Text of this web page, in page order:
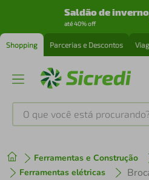
Saldão de inverno
até 40% off
Shopping Parcerias e Descontos
O que você está procurando?
Ferramentas e Construção
Ferramentas elétricas
1º tenis